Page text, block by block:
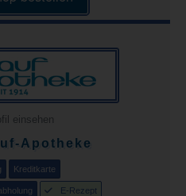
einsehen
Apotheke
Kreditkarte
E-Rezept